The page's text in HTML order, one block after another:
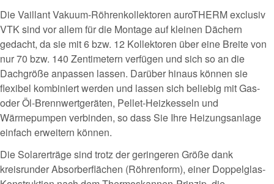
Die Vaillant Vakuum-Röhrenkollektoren auroTHERM exclusiv
VTK sind vor allem für die Montage auf kleinen Dächern
gedacht, da sie mit 6 bzw. 12 Kollektoren über eine Breite von
nur 70 bzw. 140 Zentimetern verfügen und sich so an die
Dachgröße anpassen lassen. Darüber hinaus können sie
flexibel kombiniert werden und lassen sich beliebig mit Gas-
oder Öl-Brennwertgeräten, Pellet-Heizkesseln und
Wärmepumpen verbinden, so dass Sie Ihre Heizungsanlage
einfach erweitern können.
Die Solarerträge sind trotz der geringeren Größe dank
kreisrunder Absorberflächen (Röhrenform), einer Doppelglas-